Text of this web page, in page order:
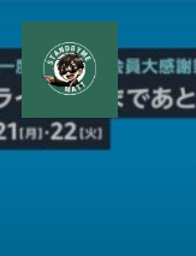
ン
ン
ツ